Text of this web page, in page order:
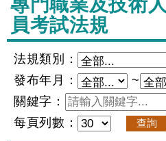
專門職業及技術人
員考試法規
法規類別：
發布年月：
~
關鍵字：
每頁列數：